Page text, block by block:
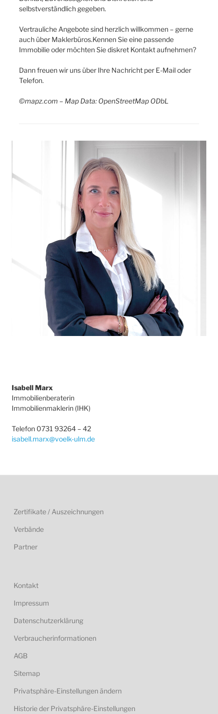
selbstverständlich gegeben.
Vertrauliche Angebote sind herzlich willkommen – gerne
auch über Maklerbüros.Kennen Sie eine passende
Immobilie oder möchten Sie diskret Kontakt aufnehmen?
Dann freuen wir uns über Ihre Nachricht per E-Mail oder
Telefon.
©mapz.com – Map Data: OpenStreetMap ODbL
Isabell Marx
Immobilienberaterin
Immobilienmaklerin (IHK)
Telefon 0731 93264 – 42
isabell.marx@voelk-ulm.de
Zertifikate / Auszeichnungen
Verbände
Partner
Kontakt
Impressum
Datenschutzerklärung
Verbraucherinformationen
AGB
Sitemap
Privatsphäre-Einstellungen ändern
Historie der Privatsphäre-Einstellungen